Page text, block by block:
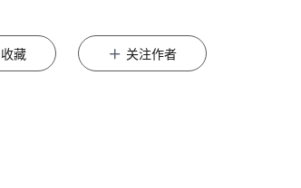
收藏 关注作者